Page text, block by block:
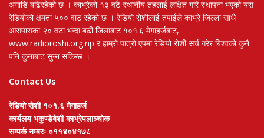
अगाडि बढिरहेको छ । काभ्रेको १३ वटै स्थानीय तहलाई लक्षित गरि स्थापना भएको यस
रेडियोको क्षमता ५०० वाट रहेको छ । रेडियो रोशीलाई तपाईंले काभ्रे जिल्ला साथै
आसपासका २० वटा भन्दा बढी जिलाबाट १०१.६ मेगाहर्जबाट,
www.radioroshi.org.np र हाम्रो पात्रो एपमा रेडियो रोशी सर्च गरेर बिश्वको कुनै
पनि कुनाबाट सुन्न सकिन्छ ।
Contact Us
रेडियो रोशी १०१.६ मेगाहर्ज
कार्यलय भकुण्डेबेशी काभ्रेपलाञ्चोक
सम्पर्क नम्बरः ०११४०४१७८